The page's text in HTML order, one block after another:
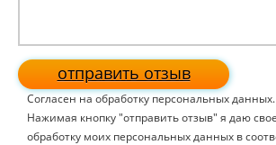
отправить отзыв
Согласен на обработку персональных данных.
Нажимая кнопку "отправить отзыв" я даю
обработку моих персональных данных в